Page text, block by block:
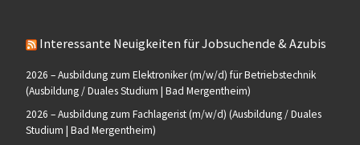
Interessante Neuigkeiten für Jobsuchende & Azubis
2026 – Ausbildung zum Elektroniker (m/w/d) für Betriebstechnik
(Ausbildung / Duales Studium | Bad Mergentheim)
2026 – Ausbildung zum Fachlagerist (m/w/d) (Ausbildung / Duales
Studium | Bad Mergentheim)